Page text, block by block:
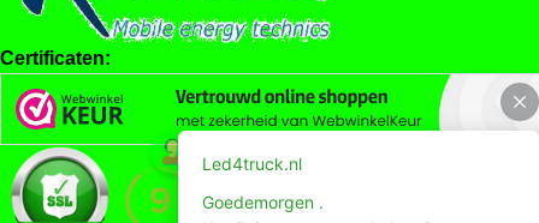
Certificaten: